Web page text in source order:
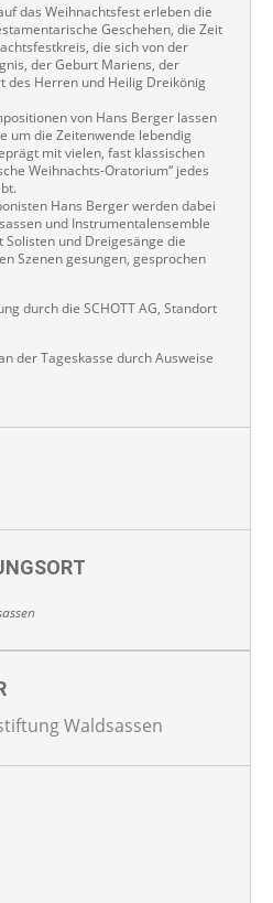
das Weihnachtsfest erleben die
Geschehen, die Zeit
die sich von der
der Geburt Mariens, der
des Herren und Heilig Dreikönig
von Hans Berger lassen
um die Zeitenwende lebendig
mit vielen, fast klassischen
Weihnachts-Oratorium“ jedes
Hans Berger werden dabei
und Instrumentalensemble
und Dreigesänge die
Szenen gesungen, gesprochen
durch die SCHOTT AG, Standort
der Tageskasse durch Ausweise
Waldsassen